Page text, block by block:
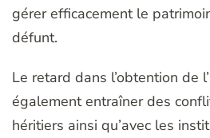
gérer efficacement le
défunt.
Le retard dans l’obtention de
également entraîner des
héritiers ainsi qu’avec les